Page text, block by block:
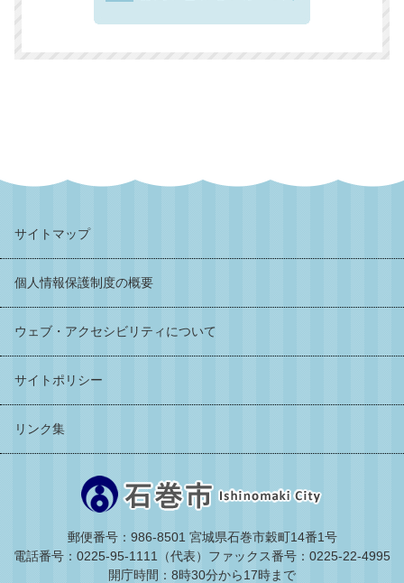
サイトマップ
個人情報保護制度の概要
ウェブ・アクセシビリティについて
サイトポリシー
リンク集
郵便番号：986-8501 宮城県石巻市穀町14番1号
電話番号：0225-95-1111（代表） ファックス番号：0225-22-4995
開庁時間：8時30分から17時まで